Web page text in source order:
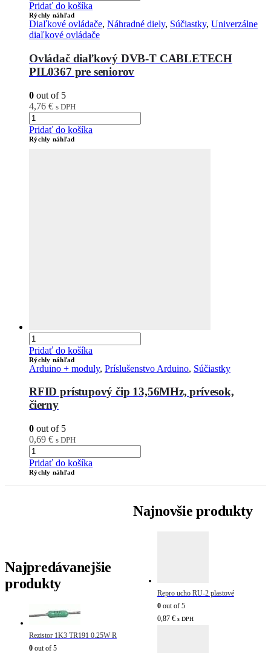
Pridať do košíka
Rýchly náhľad
Diaľkové ovládače, Náhradné diely, Súčiastky, Univerzálne
diaľkové ovládače
Ovládač diaľkový DVB-T CABLETECH
PIL0367 pre seniorov
0 out of 5
4,76 € s DPH
Pridať do košíka
Rýchly náhľad
Pridať do košíka
Rýchly náhľad
Arduino + moduly, Príslušenstvo Arduino, Súčiastky
RFID prístupový čip 13,56MHz, prívesok,
čierny
0 out of 5
0,69 € s DPH
Pridať do košíka
Rýchly náhľad
Najpredávanejšie
produkty
Rezistor 1K3 TR191 0.25W R
0 out of 5
Najnovšie produkty
Repro ucho RU-2 plastové
0out of 5
0,87 € s DPH